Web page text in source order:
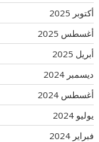
أكتوبر 2025
أغسطس 2025
أبريل 2025
ديسمبر 2024
أغسطس 2024
يوليو 2024
فبراير 2024